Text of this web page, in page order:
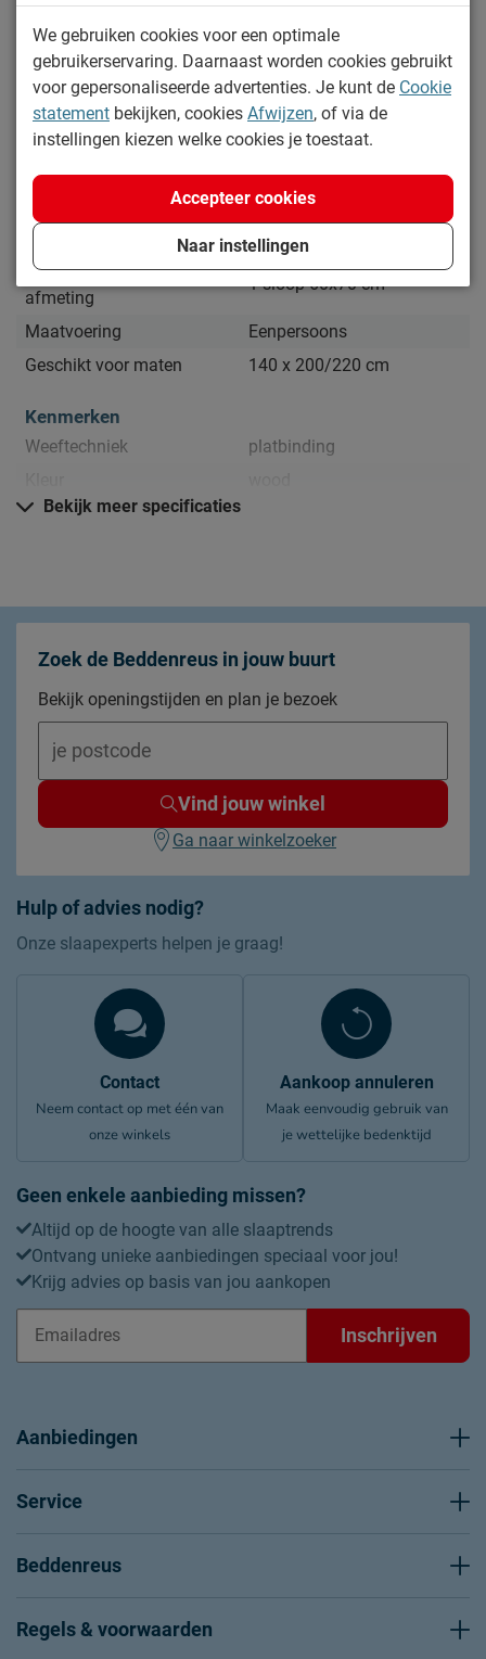
Lees meer
Specificaties
Productinformatie
Artikelnummer
1183031
Merk
Frizzz
Aantal slopen en
afmeting
1 sloop 60x70 cm
Maatvoering
Eenpersoons
Geschikt voor maten
140 x 200/220 cm
Kenmerken
Weeftechniek
platbinding
Materiaal katoen
Onderhoud
Wasinstructies
wasbaar tot 60°C
Goed om te weten
Onderhoud
2 jaar garantie volgens CBW
voorwaarden
Duurzaamheidsdefinitie
Gecertificeerd natuurlijk
Bekijk meer specificaties
Hulp of advies nodig?
Onze slaapexperts helpen je graag!
Contact
Neem contact op met één van
onze winkels
Aankoop annuleren
Maak eenvoudig gebruik van
je wettelijke bedenktijd
Geen enkele aanbieding missen?
Altijd op de hoogte van alle slaaptrends
Ontvang unieke aanbiedingen speciaal voor jou!
Krijg advies op basis van jou aankopen
Inschrijven
Zoek de Beddenreus in jouw buurt
Bekijk openingstijden en plan je bezoek
Vind jouw winkel
Ga naar winkelzoeker
Aanbiedingen
Service
Beddenreus
Regels & voorwaarden
We gebruiken cookies voor een optimale
gebruikerservaring. Daarnaast worden cookies gebruikt
voor gepersonaliseerde advertenties. Je kunt de Cookie
statement bekijken, cookies Afwijzen, of via de
instellingen kiezen welke cookies je toestaat.
Naar instellingen
Accepteer cookies